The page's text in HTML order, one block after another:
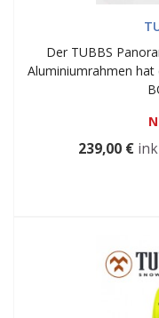
Der TUBBS
Aluminiumrahmen
239,00 €